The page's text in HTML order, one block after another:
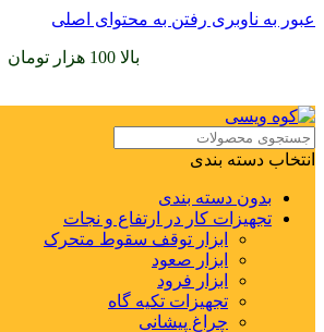
عبور به ناوبری رفتن به محتوای اصلی
بالا 100 هزار تومان
انتخاب دسته بندی
بدون دسته بندی
تجهیزات کار در ارتفاع و نجات
ابزار توقف سقوط متحرک
ابزار صعود
ابزار فرود
تجهیزات تکیه گاه
چراغ پیشانی